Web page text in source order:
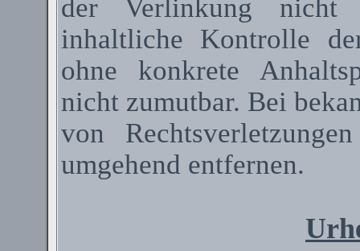
der Verlinkung nicht
inhaltliche Kontrolle
ohne konkrete
nicht zumutbar. Bei
von
umgehend entfernen.